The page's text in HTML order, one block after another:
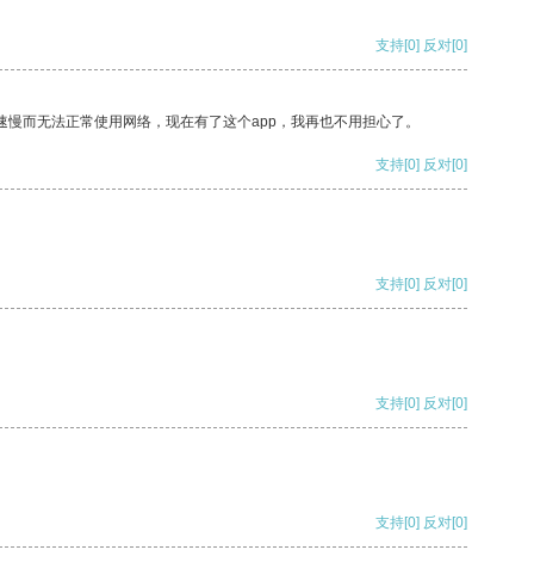
支持[0] 反对[0]
而无法正常使用网络，现在有了这个app，我再也不用担心了。
支持[0] 反对[0]
支持[0] 反对[0]
支持[0] 反对[0]
支持[0] 反对[0]